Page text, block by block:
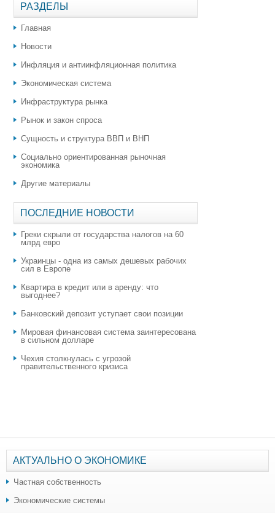
РАЗДЕЛЫ
Главная
Новости
Инфляция и антиинфляционная политика
Экономическая система
Инфраструктура рынка
Рынок и закон спроса
Сущность и структура ВВП и ВНП
Социально ориентированная рыночная
экономика
Другие материалы
ПОСЛЕДНИЕ НОВОСТИ
Греки скрыли от государства налогов на 60
млрд евро
Украинцы - одна из самых дешевых рабочих
сил в Европе
Квартира в кредит или в аренду: что
выгоднее?
​Банковский депозит уступает свои позиции
Мировая финансовая система заинтересована
в сильном долларе
Чехия столкнулась с угрозой
правительственного кризиса
АКТУАЛЬНО О ЭКОНОМИКЕ
Частная собственность
Экономические системы